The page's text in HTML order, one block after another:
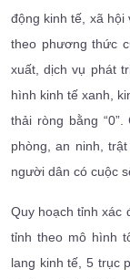
động kinh tế, xã hội
theo phương thức
xuất, dịch vụ phát
hình kinh tế xanh,
thải ròng bằng
phòng, an ninh,
người dân có cuộc
Quy hoạch tỉnh xác
tỉnh theo mô hình
lang kinh tế, 5 trục